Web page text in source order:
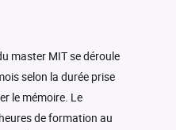
master MIT se déroule
selon la durée prise
le mémoire. Le
de formation au